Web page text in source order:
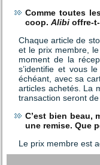
Comme toutes
coop. Alibi offre-
Chaque article de
et le prix membre,
moment de la
s’identifie et vous
échéant, avec sa
articles achetés. La
transaction seront
C’est bien beau,
une remise. Que
Le prix membre est